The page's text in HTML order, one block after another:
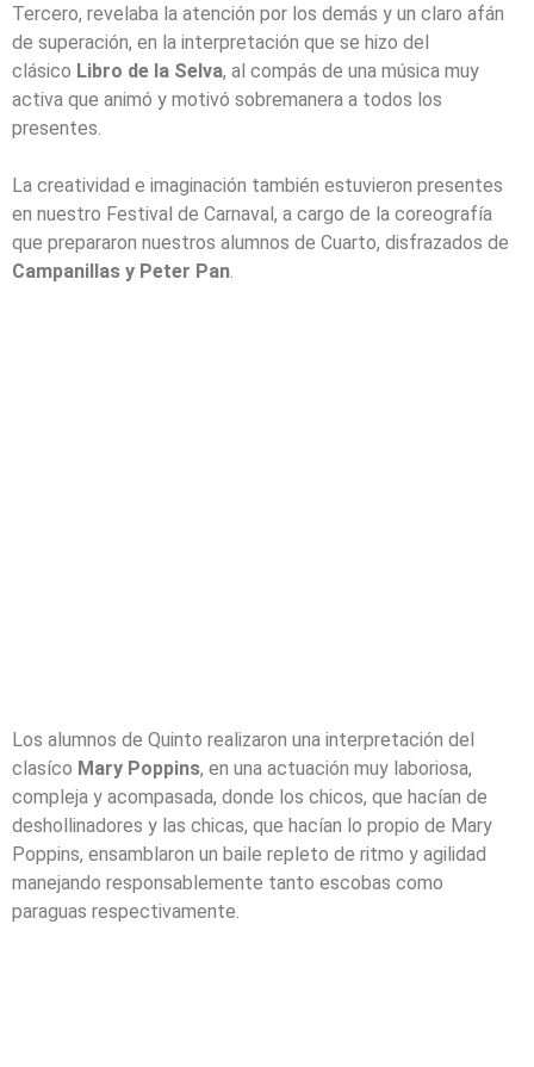
Tercero, revelaba la atención por los demás y un claro afán
de superación, en la interpretación que se hizo del
clásico Libro de la Selva, al compás de una música muy
activa que animó y motivó sobremanera a todos los
presentes.
La creatividad e imaginación también estuvieron presentes
en nuestro Festival de Carnaval, a cargo de la coreografía
que prepararon nuestros alumnos de Cuarto, disfrazados de
Campanillas y Peter Pan.
Los alumnos de Quinto realizaron una interpretación del
clasíco Mary Poppins, en una actuación muy laboriosa,
compleja y acompasada, donde los chicos, que hacían de
deshollinadores y las chicas, que hacían lo propio de Mary
Poppins, ensamblaron un baile repleto de ritmo y agilidad
manejando responsablemente tanto escobas como
paraguas respectivamente.